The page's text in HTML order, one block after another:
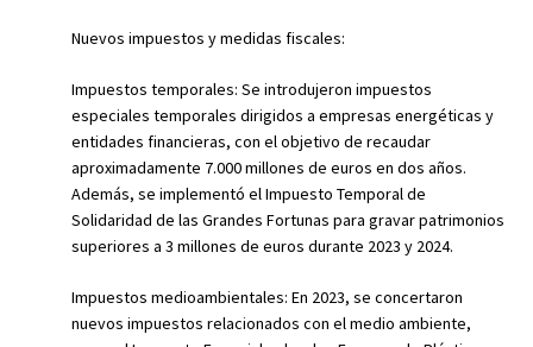
Nuevos impuestos y medidas fiscales:
Impuestos temporales: Se introdujeron impuestos
especiales temporales dirigidos a empresas energéticas y
entidades financieras, con el objetivo de recaudar
aproximadamente 7.000 millones de euros en dos años.
Además, se implementó el Impuesto Temporal de
Solidaridad de las Grandes Fortunas para gravar patrimonios
superiores a 3 millones de euros durante 2023 y 2024.
Impuestos medioambientales: En 2023, se concertaron
nuevos impuestos relacionados con el medio ambiente,